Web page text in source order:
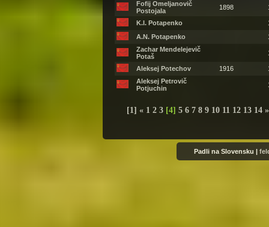
Fofij Omeljanovič
Postojala
1898
K.I. Potapenko
A.N. Potapenko
Zachar Mendelejevič
Potaš
Aleksej Potechov 1916
Aleksej Petrovič
Potjuchin
[1]« 123 [4]56789 10 11 12 13 14
Padli na Slovensku |